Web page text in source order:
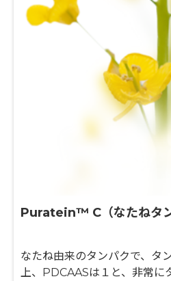
Puratein™ C（なたねタン
なたね由来のタンパクで、タ
上、PDCAASは１と、非常に